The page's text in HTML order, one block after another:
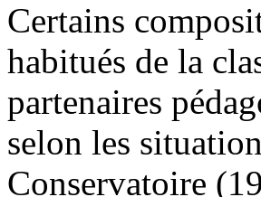
Certains
habitués de la
partenaires
selon les
Conservatoire